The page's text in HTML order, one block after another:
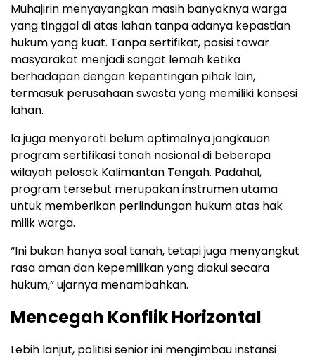
Muhajirin menyayangkan masih banyaknya warga
yang tinggal di atas lahan tanpa adanya kepastian
hukum yang kuat. Tanpa sertifikat, posisi tawar
masyarakat menjadi sangat lemah ketika
berhadapan dengan kepentingan pihak lain,
termasuk perusahaan swasta yang memiliki konsesi
lahan.
Ia juga menyoroti belum optimalnya jangkauan
program sertifikasi tanah nasional di beberapa
wilayah pelosok Kalimantan Tengah. Padahal,
program tersebut merupakan instrumen utama
untuk memberikan perlindungan hukum atas hak
milik warga.
“Ini bukan hanya soal tanah, tetapi juga menyangkut
rasa aman dan kepemilikan yang diakui secara
hukum,” ujarnya menambahkan.
Mencegah Konflik Horizontal
Lebih lanjut, politisi senior ini mengimbau instansi